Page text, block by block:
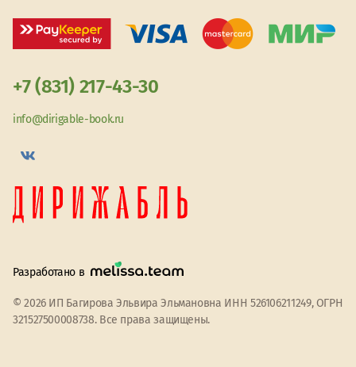
+7 (831) 217-43-30
info@dirigable-book.ru
Разработано в
© 2026 ИП Багирова Эльвира Эльмановна ИНН 526106211249, ОГРН
321527500008738. Все права защищены.